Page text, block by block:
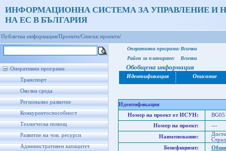
ИНФОРМАЦИОННА СИСТЕМА ЗА УПРАВЛЕНИЕ И
НА ЕС В БЪЛГАРИЯ
Публична информация/Проекти/Списък проекти/
Оперативни програми
Транспорт
Околна среда
Регионално развитие
Конкурентоспособност
Техническа помощ
Развитие на чов. ресурси
Административен капацитет
Оперативна програма: Всички
Район за планиране:
Всички
Обобщена информация
Идентификация Описание
Идентификация
Номер на проект от ИСУН:
Номер на проект:
---
Наименование:
Бенефициент: